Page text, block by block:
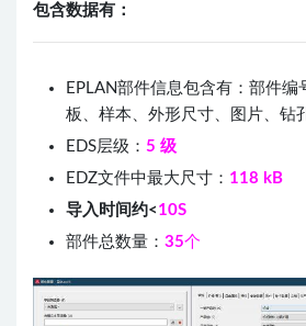
包含数据有：
EPLAN部件信息包含有：部件编
板、样本、外形尺寸、图片、钻
EDS层级： 5 级
EDZ文件中最大尺寸： 118 kB
导入时间约< 10S
部件总数量： 35个